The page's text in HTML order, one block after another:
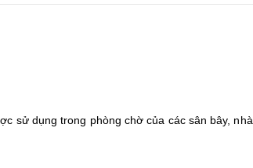
sử dụng trong phòng chờ của các sân bây, nhà